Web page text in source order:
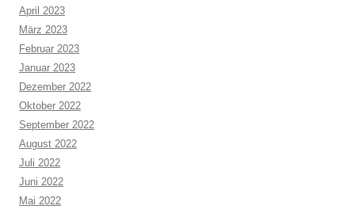
April 2023
März 2023
Februar 2023
Januar 2023
Dezember 2022
Oktober 2022
September 2022
August 2022
Juli 2022
Juni 2022
Mai 2022